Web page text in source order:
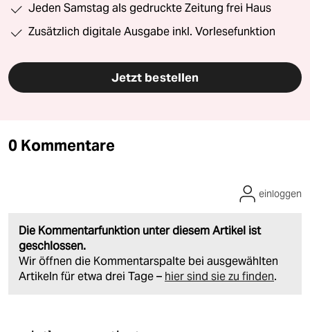
Jeden Samstag als gedruckte Zeitung frei Haus
Zusätzlich digitale Ausgabe inkl. Vorlesefunktion
Jetzt bestellen
0 Kommentare
Die Kommentarfunktion unter diesem Artikel ist
geschlossen.
Wir öffnen die Kommentarspalte bei ausgewählten
Artikeln für etwa drei Tage – hier sind sie zu finden.
einloggen